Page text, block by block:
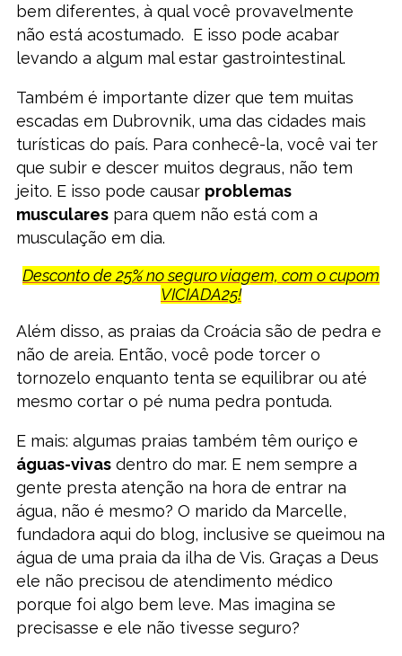
bem diferentes, à qual você provavelmente
não está acostumado. E isso pode acabar
levando a algum mal estar gastrointestinal.
Também é importante dizer que tem muitas
escadas em Dubrovnik, uma das cidades mais
turísticas do país. Para conhecê-la, você vai ter
que subir e descer muitos degraus, não tem
jeito. E isso pode causar problemas
muscularespara quem não está com a
musculação em dia.
Desconto de 25% no seguro viagem, com o cupom
VICIADA25!
Além disso, as praias da Croácia são de pedra e
não de areia. Então, você pode torcer o
tornozelo enquanto tenta se equilibrar ou até
mesmo cortar o pé numa pedra pontuda.
E mais: algumas praias também têm ouriço e
águas-vivasdentro do mar. E nem sempre a
gente presta atenção na hora de entrar na
água, não é mesmo? O marido da Marcelle,
fundadora aqui do blog, inclusive se queimou na
água de uma praia da ilha de Vis. Graças a Deus
ele não precisou de atendimento médico
porque foi algo bem leve. Mas imagina se
precisasse e ele não tivesse seguro?